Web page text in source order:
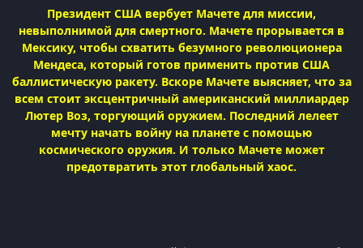
Президент США вербует Мачете для миссии,
невыполнимой для смертного. Мачете прорывается в
Мексику, чтобы схватить безумного революционера
Мендеса, который готов применить против США
баллистическую ракету. Вскоре Мачете выясняет, что за
всем стоит эксцентричный американский миллиардер
Лютер Воз, торгующий оружием. Последний лелеет
мечту начать войну на планете с помощью
космического оружия. И только Мачете может
предотвратить этот глобальный хаос.